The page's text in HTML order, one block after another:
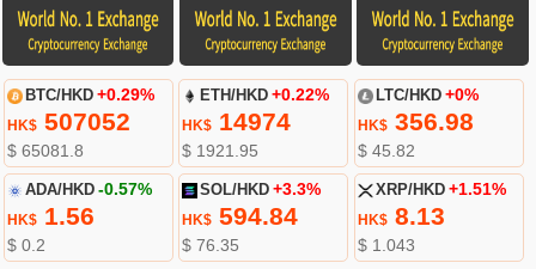
BTC/HKD +0.29%
HK$507052
$ 65081.8
ETH/HKD +0.22%
HK$ 14974
$ 1921.95
LTC/HKD +0%
HK$356.98
$ 45.82
ADA/HKD -0.57%
HK$1.56
$ 0.2
SOL/HKD +3.3%
HK$ 594.84
$ 76.35
XRP/HKD +1.51%
HK$8.13
$ 1.043